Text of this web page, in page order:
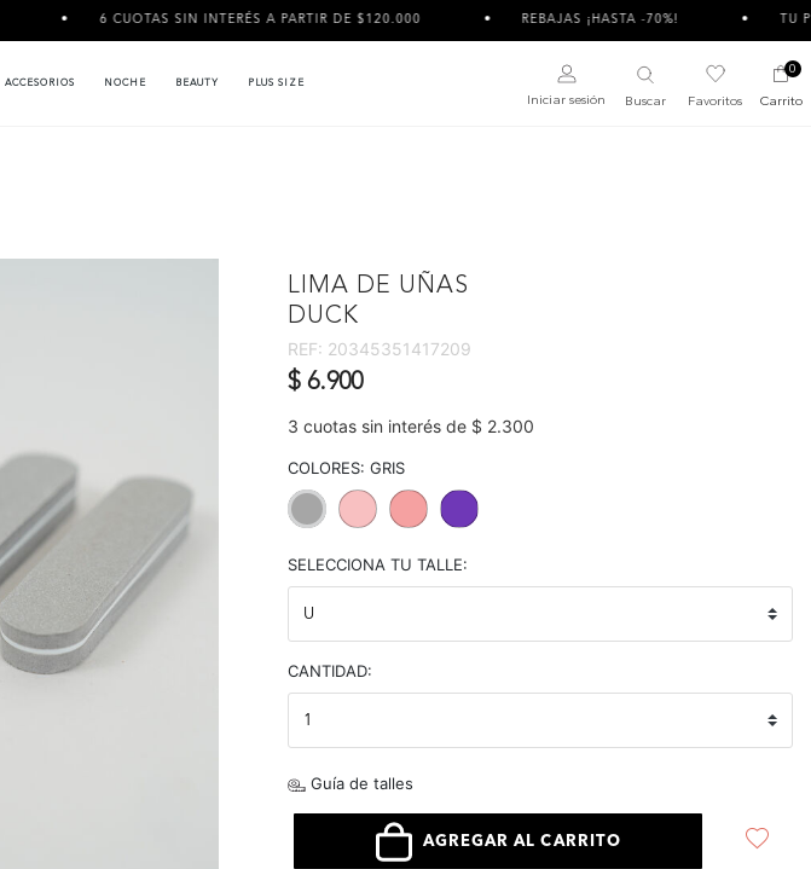
6 CUOTAS SIN INTERÉS A PARTIR DE $120.000 REBAJAS ¡HASTA -70%! TU PEDIDO
ACCESORIOS NOCHE BEAUTY PLUS SIZE
Iniciar sesión Buscar Favoritos
0
Carrito
LIMA DE UÑAS
DUCK
REF: 20345351417209
$ 6.900
3 cuotas sin interés de $ 2.300
COLORES: GRIS
SELECCIONA TU TALLE:
CANTIDAD:
Guía de talles
AGREGAR AL CARRITO